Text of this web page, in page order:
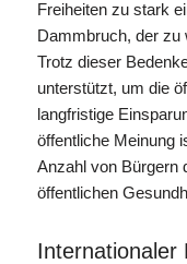
Freiheiten zu stark
Dammbruch, der zu
Trotz dieser
unterstützt, um die
langfristige
öffentliche Meinung
Anzahl von Bürgern
öffentlichen
Internationaler